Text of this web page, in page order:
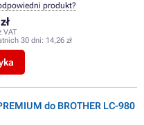
VAT
30 dni: 14,26 zł
produkt?
do BROTHER LC-980